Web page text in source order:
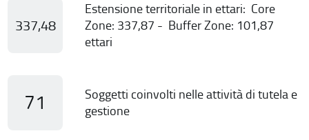
337,48
Estensione territoriale in ettari: Core
Zone: 337,87 - Buffer Zone: 101,87
ettari
71
Soggetti coinvolti nelle attività di tutela e
gestione